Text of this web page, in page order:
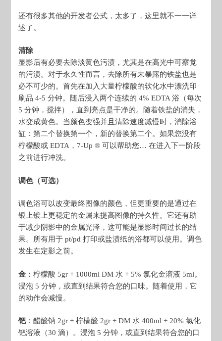
还有很多其他的开发者公式，太多了，这里就不一一详
述了。
清除
显影后有必要去除淡黄色污渍，尤其是在高光中可察觉
的污渍。对于永久性而言，去除所有未暴露的铁盐也是
必不可少的。首先在加入大量柠檬酸的软化水中漂洗印
刷品 4-5 分钟。随后浸入两个连续的 4% EDTA 浴（每次
5 分钟，搅拌），直到亮点是干净的。随着铁盐的消失，
水变成黄色。当颜色变强并且清除速度减慢时，消除浴
缸：第二个替换第一个，新的替换第二个。如果您没有
柠檬酸或 EDTA，7-Up ® 可以帮助您… 在进入下一阶段
之前进行冲洗。
调色（可选）
调色浴可以改变最终图像的颜色，但更重要的是通过在
银上镀上更稳定的金属来提高图像的持久性。它还有助
于减少阴影中的金属光泽，这可能是显影时间过长的结
果。所有用于 pt/pd 打印或盐渍纸的浴都可以使用。调色
发生在定影之前。
金 ：柠檬酸 5gr + 1000ml DM 水 + 5% 氯化金溶液 5ml。
浸泡 5 分钟，或直到结果符合您的口味。随着使用，它
的动作会减慢。
钯：醋酸钠 2gr + 柠檬酸 2gr + DM 水 400ml + 20% 氯化
钯溶液（30 滴）。浸泡 5 分钟，或直到结果符合您的口